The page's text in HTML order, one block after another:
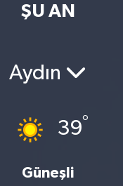
ŞU AN
Aydın
39°
Güneşli